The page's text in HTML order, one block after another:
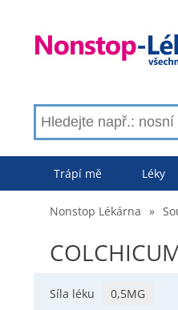
Trápí mě Léky
Nonstop Lékárna »
Síla léku
0,5MG